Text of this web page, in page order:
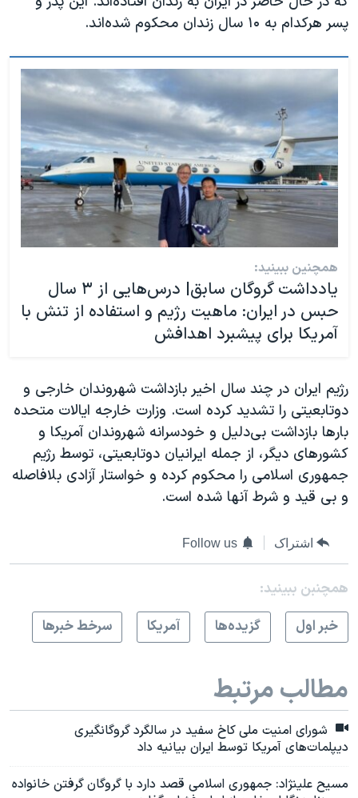
پسر هرکدام به ۱۰ سال زندان محکوم شده‌اند.
همچنین ببینید:
یادداشت گروگان سابق| درس‌هايى از ۳ سال
حبس در ايران: ماهیت رژیم و استفاده از تنش با
آمريكا براى پيشبرد اهدافش
رژیم ایران در چند سال اخیر بازداشت شهروندان خارجی و
دوتابعیتی را تشدید کرده است. وزارت خارجه ایالات متحده
بارها بازداشت بی‌دلیل و خودسرانه شهروندان آمریکا و
کشورهای دیگر، از جمله ایرانیان دوتابعیتی، توسط رژیم
جمهوری اسلامی را محکوم کرده و خواستار آزادی بلافاصله
و بی قید و شرط آنها شده است.
اشتراک Follow us
همچنبن ببینید:
خبر اول
گزيده‌ها آمريکا سرخط خبرها
مطالب مرتبط
شورای امنیت ملی کاخ سفید در سالگرد گروگانگیری
دیپلمات‌های آمریکا توسط ایران بیانیه داد
مسیح علینژاد: جمهوری اسلامی قصد دارد با گروگان گرفتن خانواده